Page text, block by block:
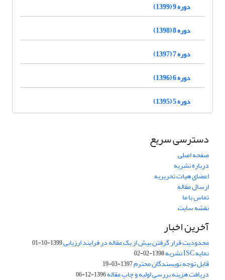
دوره 9 (1399)
دوره 8 (1398)
دوره 7 (1397)
دوره 6 (1396)
دوره 5 (1395)
دسترسی سریع
صفحه اصلی
درباره نشریه
اعضای هیات تحریریه
ارسال مقاله
تماس با ما
نقشه سایت
آخرین اخبار
محدودیت قرار گرفتن بیش از یک مقاله در فرایند ارزیابی1399-10-01
نمایه ISC نشریه 1398-02-02
قابل توجه نویسندگان محترم1397-03-19
دریافت هزینه بررسی اولیه و چاپ مقاله1396-12-06